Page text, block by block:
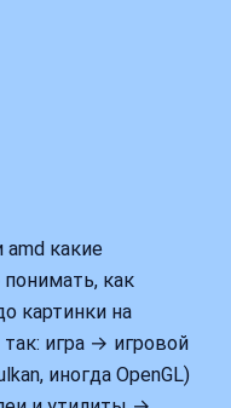
amd какие
как
картинки на
игра → игровой
иногда OpenGL)